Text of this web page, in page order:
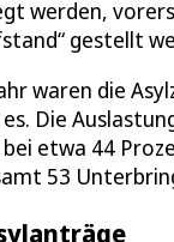
werden,
gestellt
waren die
Die
etwa 44
53